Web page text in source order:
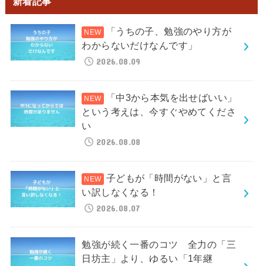
「うちの子、勉強のやり方が
わからないだけなんです」
2026.08.09
「中3から本気を出せばいい」
という考えは、今すぐやめてくださ
い
2026.08.08
子どもが「時間がない」と言
い訳しなくなる！
2026.08.07
勉強が続く一番のコツ 全力の「三
日坊主」より、ゆるい「1年継